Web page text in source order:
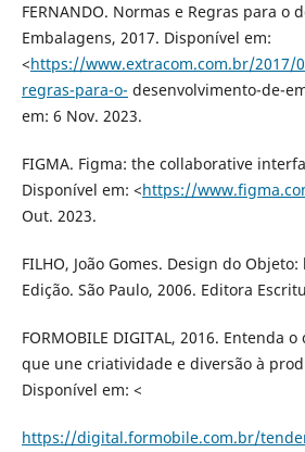
FERNANDO. Normas e Regras para o
Embalagens, 2017. Disponível em:
<https://www.extracom.com.br/2017/
regras-para-o- desenvolvimento-de-
em: 6 Nov. 2023.
FIGMA. Figma: the collaborative
Disponível em: <https://
Out. 2023.
FILHO, João Gomes. Design do
Edição. São Paulo, 2006. Editora
FORMOBILE DIGITAL, 2016. Entenda
que une criatividade e diversão à
Disponível em: <
https://digital.formobile.com.br/